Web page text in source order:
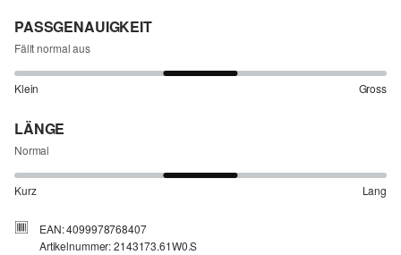
PASSGENAUIGKEIT
Fällt normal aus
Klein Gross
LÄNGE
Normal
Kurz Lang
EAN: 4099978768407
Artikelnummer: 2143173.61W0.S